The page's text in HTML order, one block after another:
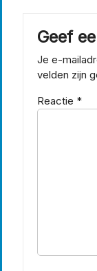
Geef
Je e-
velden zijn
Reactie *